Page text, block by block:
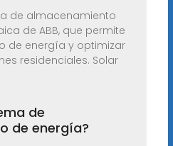
de almacenamiento
de ABB, que permite
de energía y optimizar
residenciales. Solar
de
de energía?